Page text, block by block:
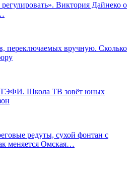
регулировать». Виктория Дайнеко о
переключаемых вручную. Сколько
ТЭФИ. Школа ТВ зовёт юных
редуты, сухой фонтан с
меняется Омская…